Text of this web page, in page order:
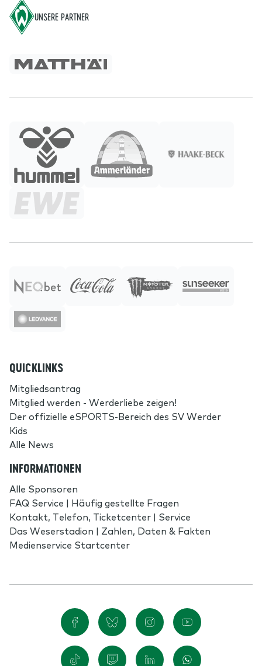
UNSERE PARTNER
QUICKLINKS
Mitgliedsantrag
Mitglied werden - Werderliebe zeigen!
Der offizielle eSPORTS-Bereich des SV Werder
Kids
Alle News
INFORMATIONEN
Alle Sponsoren
FAQ Service | Häufig gestellte Fragen
Kontakt, Telefon, Ticketcenter | Service
Das Weserstadion | Zahlen, Daten & Fakten
Medienservice Startcenter